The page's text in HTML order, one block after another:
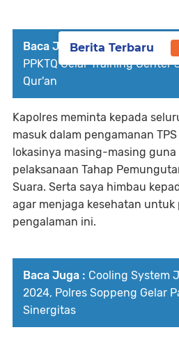
Baca Juga : Kolaborasi
PPKTQ Gelar Training Center
Qur'an
Kapolres meminta kepada
masuk dalam pengamanan
lokasinya masing-masing
pelaksanaan Tahap
Suara. Serta saya himbau
agar menjaga kesehatan untuk
pengalaman ini.
Baca Juga : Cooling System
2024, Polres Soppeng Gelar
Sinergitas
Berita Terbaru